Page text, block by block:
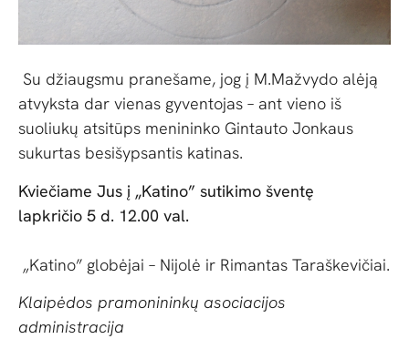
Su džiaugsmu pranešame, jog į M.Mažvydo alėją
atvyksta dar vienas gyventojas – ant vieno iš
suoliukų atsitūps menininko Gintauto Jonkaus
sukurtas besišypsantis katinas.
Kviečiame Jus į „Katino” sutikimo šventę
lapkričio 5 d. 12.00 val.
„Katino” globėjai – Nijolė ir Rimantas Taraškevičiai.
Klaipėdos pramonininkų asociacijos
administracija